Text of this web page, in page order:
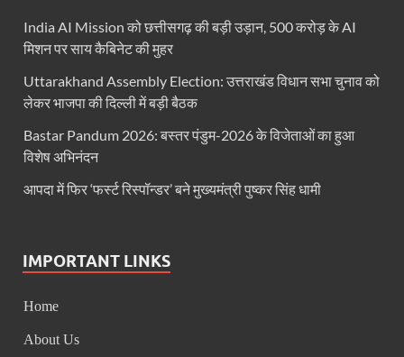
India AI Mission को छत्तीसगढ़ की बड़ी उड़ान, 500 करोड़ के AI
मिशन पर साय कैबिनेट की मुहर
Uttarakhand Assembly Election: उत्तराखंड विधान सभा चुनाव को
लेकर भाजपा की दिल्ली में बड़ी बैठक
Bastar Pandum 2026: बस्तर पंडुम-2026 के विजेताओं का हुआ
विशेष अभिनंदन
आपदा में फिर ‘फर्स्ट रिस्पॉन्डर’ बने मुख्यमंत्री पुष्कर सिंह धामी
IMPORTANT LINKS
Home
About Us